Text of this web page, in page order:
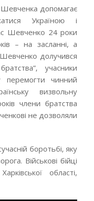
допомагає
Україною і
Шевченко 24 роки
– на засланні, а
долучився
учасники
перемогти чинний
визвольну
члени братства
не дозволяли
боротьбі, яку
Військові бійці
області,